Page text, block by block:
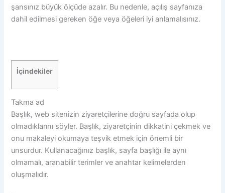
şansınız büyük ölçüde azalır. Bu nedenle, açılış sayfanıza
dahil edilmesi gereken öğe veya öğeleri iyi anlamalısınız.
İçindekiler
Takma ad
Başlık, web sitenizin ziyaretçilerine doğru sayfada olup
olmadıklarını söyler. Başlık, ziyaretçinin dikkatini çekmek ve
onu makaleyi okumaya teşvik etmek için önemli bir
unsurdur. Kullanacağınız başlık, sayfa başlığı ile aynı
olmamalı, aranabilir terimler ve anahtar kelimelerden
oluşmalıdır.